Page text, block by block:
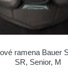
ramena Bauer
SR, Senior, M